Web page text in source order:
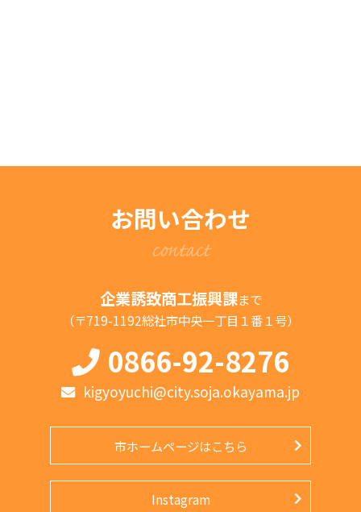
お問い合わせ
contact
企業誘致商工振興課まで
（〒719-1192総社市中央一丁目１番１号）
0866-92-8276
kigyoyuchi@city.soja.okayama.jp
市ホームページはこちら
Instagram